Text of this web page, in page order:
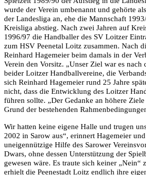
wurde der Verein umbenannt und gehörte
der Landesliga an, ehe die Mannschaft
Kreisliga abstieg. Nach zwei Jahren auf
1996/97 die Handballer des SV Loitzer
zum HSV Peenetal Loitz zusammen. Nach
Reinhard Hagemeier beim damals in der
Verein den Vorsitz. „Unser Ziel war es nach
beider Loitzer Handballvereine, die
sich Reinhard Hagemeier rund 25 Jahre
nicht, dass die Entwicklung des Loitzer
führen sollte. „Der Gedanke an höhere
Grund der bestehenden
Wir hatten keine eigene Halle und trugen
2002 in Sarow aus“, erinnert Hagemeier
uneigennützige Hilfe des Sarower
Dwars, ohne dessen Unterstützung der
gewesen wäre. Es traute sich keiner „Nein“
erhielt die Peenestadt Loitz endlich ihre